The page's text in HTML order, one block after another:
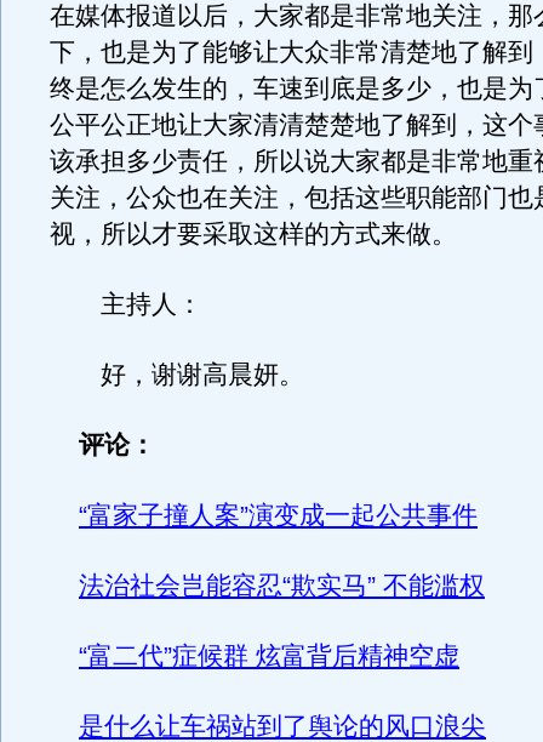
在媒体报道以后，大家都是非常地关注，那
下，也是为了能够让大众非常清楚地了解到
终是怎么发生的，车速到底是多少，也是为
公平公正地让大家清清楚楚地了解到，这个
该承担多少责任，所以说大家都是非常地重
关注，公众也在关注，包括这些职能部门也
视，所以才要采取这样的方式来做。
主持人：
好，谢谢高晨妍。
评论：
“富家子撞人案”演变成一起公共事件
法治社会岂能容忍“欺实马” 不能滥权
“富二代”症候群 炫富背后精神空虚
是什么让车祸站到了舆论的风口浪尖